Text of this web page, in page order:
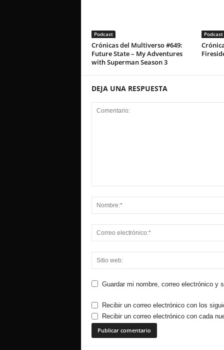
Podcast
Crónicas del Multiverso #649:
Future State – My Adventures
with Superman Season 3
Podcast
DEJA UNA RESPUESTA
Guardar mi nombre, correo electrónico y
Recibir un correo electrónico con los
Recibir un correo electrónico con cada